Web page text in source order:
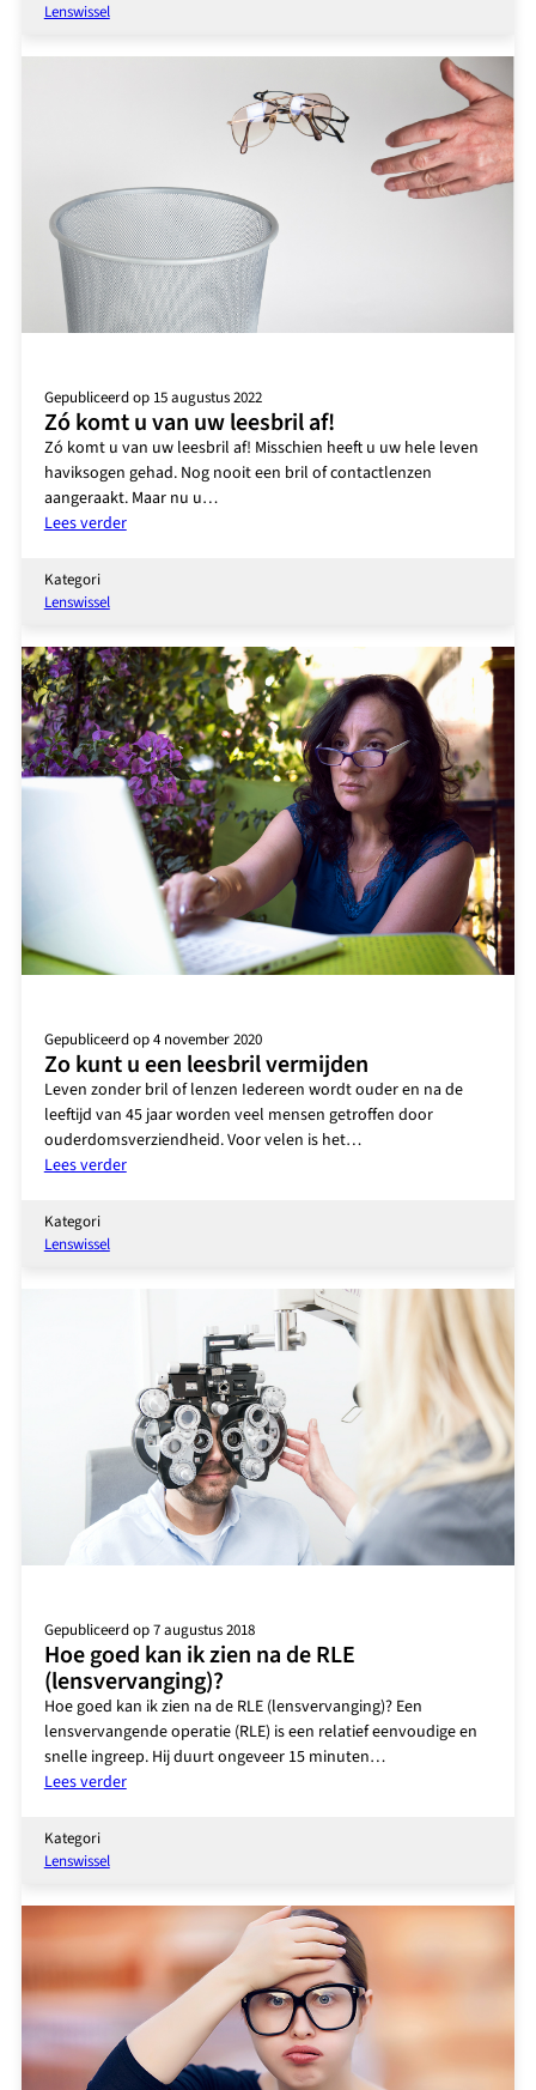
van
lensvervangende
Lenswissel
Gepubliceerd op 15 augustus 2022
Zó komt u van uw leesbril af!
Zó komt u van uw leesbril af! Misschien heeft u uw hele leven
haviksogen gehad. Nog nooit een bril of contactlenzen
aangeraakt. Maar nu u…
Lees verder:
uw
leesbril
af!
Kategori
Lenswissel
Gepubliceerd op 4 november 2020
Zo kunt u een leesbril vermijden
Leven zonder bril of lenzen Iedereen wordt ouder en na de
leeftijd van 45 jaar worden veel mensen getroffen door
ouderdomsverziendheid. Voor velen is het…
Lees verder:
Kategori
Lenswissel
Gepubliceerd op 7 augustus 2018
Hoe goed kan ik zien na de RLE
(lensvervanging)?
Hoe goed kan ik zien na de RLE (lensvervanging)? Een
lensvervangende operatie (RLE) is een relatief eenvoudige en
snelle ingreep. Hij duurt ongeveer 15 minuten…
Lees verder:
zien
de
RLE
(lensvervanging)?
Kategori
Lenswissel